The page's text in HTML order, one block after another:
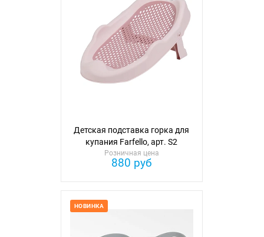
Детская подставка горка для
купания Farfello, арт. S2
Розничная цена
880 руб
НОВИНКА